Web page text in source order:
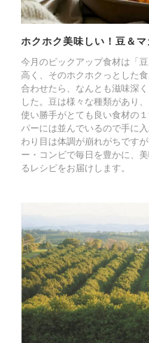
ホクホク美味しい！豆＆
今月のピックアップ食材は「
高く、そのホクホクっとした
合わせたら、なんとも滋味深
した。豆は様々な種類があり
使い勝手がとても良い食材の
パーには並んでいるので手に
わり目は体調が崩れがちです
ー・コンビで毎日を豊かに、
るレシピをお届けします。